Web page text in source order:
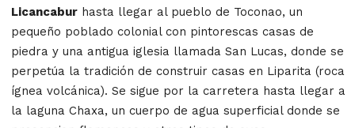
Licancabur hasta llegar al pueblo de Toconao, un
pequeño poblado colonial con pintorescas casas de
piedra y una antigua iglesia llamada San Lucas, donde se
perpetúa la tradición de construir casas en Liparita (roca
ígnea volcánica). Se sigue por la carretera hasta llegar a
la laguna Chaxa, un cuerpo de agua superficial donde se